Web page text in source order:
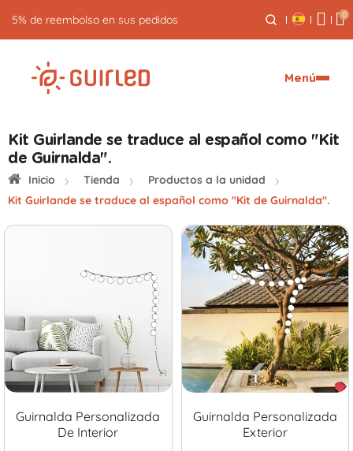
5% de reembolso en sus pedidos 0
Menú
Kit Guirlande se traduce al español como "Kit
de Guirnalda".
Inicio Tienda
Productos a la unidad
Kit Guirlande se traduce al español como "Kit de Guirnalda".
Guirnalda Personalizada
De Interior
Guirnalda Personalizada
Exterior